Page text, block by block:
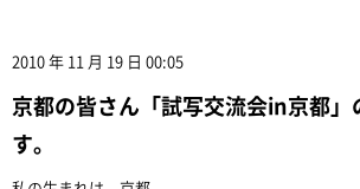
2010 年 11 月 19 日 00:05
京都の皆さん「試写交流会in京都」
す。